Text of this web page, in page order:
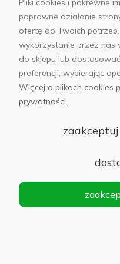
regularna:
149,00 zł
Najniższa
cena z 30
dni przed
obniżką:
104,30 zł
Usługa w salonie -
Pliki cookies i pokrewne
poprawne działanie
ofertę do Twoich
wykorzystanie przez nas
do sklepu lub
preferencji, wybierając
Więcej o plikach cookies
prywatności.